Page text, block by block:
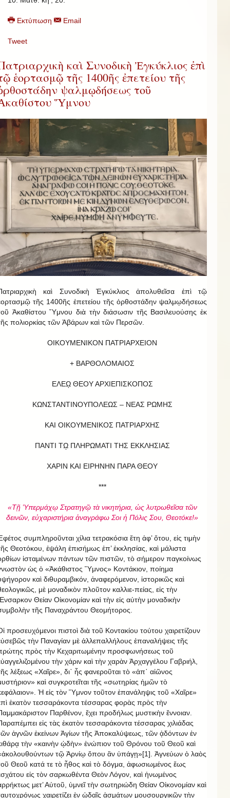
Εκτύπωση Email
Tweet
καὶ Συνοδικὴ Ἐγκύκλιος ἐπὶ
ἑορτασμῷ τῆς 1400ῆς ἐπετείου τῆς
ψαλμῳδήσεως τοῦ
Ὕμνου
καὶ Συνοδικὴ Ἐγκύκλιος ἀπολυθεῖσα ἐπὶ τῷ
τῆς 1400ῆς ἐπετείου τῆς ὀρθοστάδην ψαλμῳδήσεως
Ἀκαθίστου Ὕμνου διὰ τὴν διάσωσιν τῆς Βασιλευούσης ἐκ
πολιορκίας τῶν Ἀβάρων καὶ τῶν Περσῶν.
ΟΙΚΟΥΜΕΝΙΚΟΝ ΠΑΤΡΙΑΡΧΕΙΟΝ
+ ΒΑΡΘΟΛΟΜΑΙΟΣ
ΕΛΕῼ ΘΕΟΥ ΑΡΧΙΕΠΙΣΚΟΠΟΣ
ΚΩΝΣΤΑΝΤΙΝΟΥΠΟΛΕΩΣ – ΝΕΑΣ ΡΩΜΗΣ
ΚΑΙ ΟΙΚΟΥΜΕΝΙΚΟΣ ΠΑΤΡΙΑΡΧΗΣ
ΠΑΝΤΙ Τῼ ΠΛΗΡΩΜΑΤΙ ΤΗΣ ΕΚΚΛΗΣΙΑΣ
ΧΑΡΙΝ ΚΑΙ ΕΙΡΗΝΗΝ ΠΑΡΑ ΘΕΟΥ
***
«Τῇ Ὑπερμάχῳ Στρατηγῷ τὰ νικητήρια, ὡς λυτρωθεῖσα τῶν
δεινῶν, εὐχαριστήρια ἀναγράφω Σοι ἡ Πόλις Σου, Θεοτόκε!»
συμπληροῦνται χίλια τετρακόσια ἔτη ἀφ’ ὅτου, εἰς τιμὴν
Θεοτόκου, ἐψάλη ἐπισήμως ἐπ’ ἐκκλησίας, καὶ μάλιστα
ἱσταμένων πάντων τῶν πιστῶν, τὸ σήμερον παγκοίνως
ὡς ὁ «Ἀκάθιστος Ὕμνος» Κοντάκιον, ποίημα
καὶ διθυραμβικόν, ἀναφερόμενον, ἱστορικῶς καὶ
μὲ μοναδικὸν πλοῦτον καλλιε-πείας, εἰς τὴν
Θείαν Οἰκονομίαν καὶ τὴν εἰς αὐτὴν μοναδικὴν
τῆς Παναχράντου Θεομήτορος.
προσευχόμενοι πιστοὶ διὰ τοῦ Κοντακίου τούτου χαιρετίζουν
τὴν Παναγίαν μὲ ἀλλεπαλλήλους ἐπαναλήψεις τῆς
πρὸς τὴν Κεχαριτωμένην προσφωνήσεως τοῦ
τὴν χάριν καὶ τὴν χαρὰν Ἀρχαγγέλου Γαβριήλ,
λέξεως «Χαῖρε», δι᾽ ἧς φανεροῦται τὸ «ἀπ᾽ αἰῶνος
καὶ συγκροτεῖται τῆς «σωτηρίας ἡμῶν τὸ
Ἡ εἰς τὸν Ὕμνον τοῦτον ἐπανάληψις τοῦ «Χαῖρε»
ἑκατὸν τεσσαράκοντα τέσσαρας φορὰς πρὸς τὴν
Παρθένον, ἔχει προδήλως μυστικὴν ἔννοιαν.
εἰς τὰς ἑκατὸν τεσσαράκοντα τέσσαρας χιλιάδας
ἁγνῶν ἐκείνων Ἁγίων τῆς Ἀποκαλύψεως, τῶν ᾀδόντων ἐν
τὴν «καινὴν ᾠδὴν» ἐνώπιον τοῦ Θρόνου τοῦ Θεοῦ καὶ
τῷ Ἀρνίῳ ὅπου ἂν ὑπάγῃ»[1]. Ἁγνεύων ὁ λαὸς
Θεοῦ κατά τε τὸ ἦθος καὶ τὸ δόγμα, ἀφωσιωμένος ἕως
εἰς τὸν σαρκωθέντα Θεὸν Λόγον, καὶ ἡνωμένος
μετ’ Αὐτοῦ, ὑμνεῖ τὴν σωτηριώδη Θείαν Οἰκονομίαν καὶ
χαιρετίζει ἐν ᾠδαῖς ᾀσμάτων μουσουργικῶν τὴν